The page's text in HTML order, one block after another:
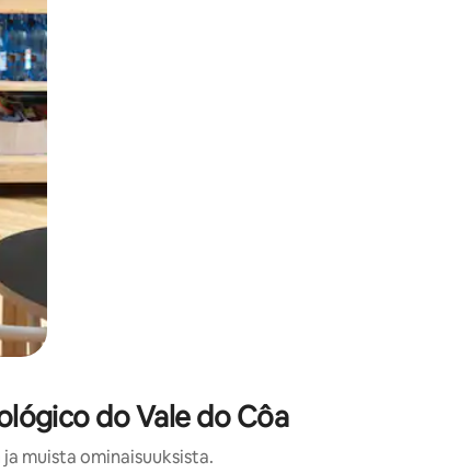
do Vale do Côa
muista ominaisuuksista.